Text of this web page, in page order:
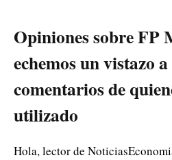
Opiniones sobre FP
echemos un vistazo
comentarios de
utilizado
Hola, lector de